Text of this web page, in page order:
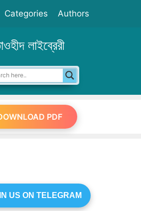
Categories Authors
লাইব্রেরী
PDF
US ON TELEGRAM